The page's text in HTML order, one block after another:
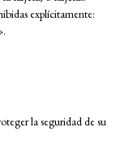
explícitamente:
la seguridad de su